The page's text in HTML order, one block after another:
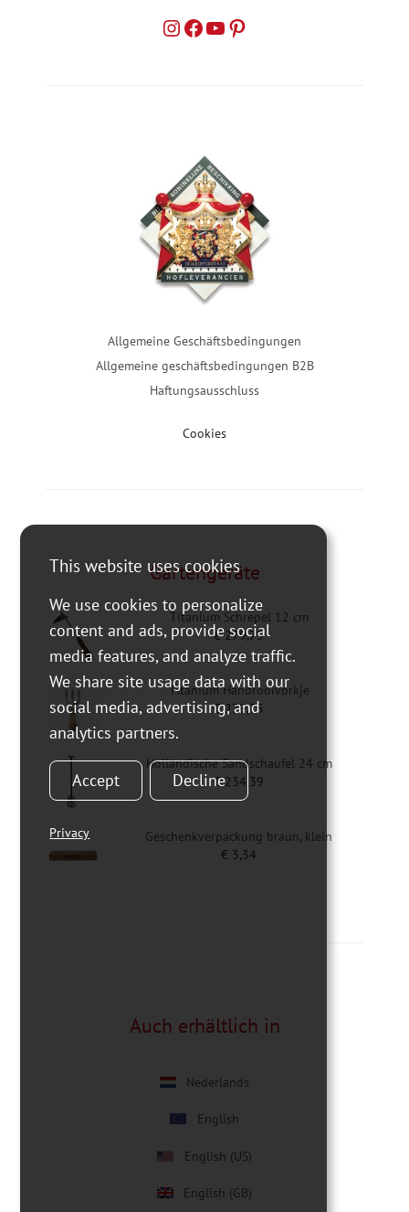
Allgemeine Geschäftsbedingungen
Allgemeine geschäftsbedingungen B2B
Haftungsausschluss
Cookies
Gartengeräte
Titanium Schrepel 12 cm
€279,75
Titanium Handrooivorkje
€279,75
Holländische Sandschaufel 24 cm
€234,39
Geschenkverpackung braun, klein
€ 3,34
Auch erhältlich in
Nederlands
English
English (US)
English (GB)
This website uses cookies
We use cookies to personalize
content and ads, provide social
media features, and analyze traffic.
We share site usage data with our
social media, advertising, and
analytics partners.
Accept Decline
Privacy